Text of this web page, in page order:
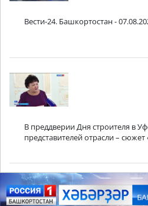
Вести-24. Башкортостан -
В преддверии Дня строителя в
представителей отрасли – сюжет